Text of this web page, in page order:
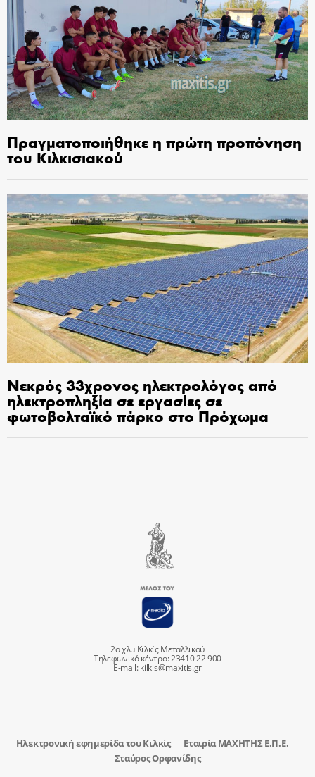
Πραγματοποιήθηκε η πρώτη προπόνηση
του Κιλκισιακού
Νεκρός 33χρονος ηλεκτρολόγος από
ηλεκτροπληξία σε εργασίες σε
φωτοβολταϊκό πάρκο στο Πρόχωμα
2ο χλμ Κιλκίς Μεταλλικού
Τηλεφωνικό κέντρο: 23410 22 900
E-mail:kilkis@maxitis.gr
Ηλεκτρονική εφημερίδα του Κιλκίς
Εταιρία ΜΑΧΗΤΗΣ Ε.Π.Ε.
Σταύρος Ορφανίδης